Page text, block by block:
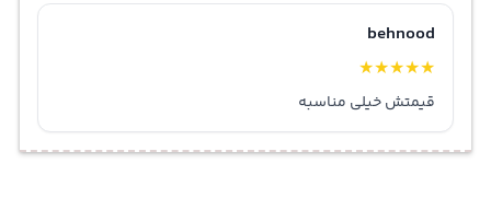
behnood
★
★
★
★
★
قیمتش خیلی مناسبه